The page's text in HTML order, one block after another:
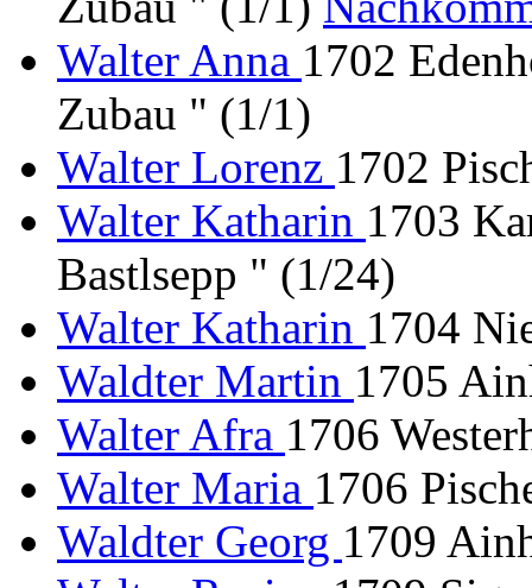
Walter Anna 1702
Zubau " (1/1)
Walter Lorenz 1702
Walter Katharin 1703
Bastlsepp " (1/24)
Walter Katharin 1704
Waldter Martin 1705
Walter Afra 1706
Walter Maria 1706
Waldter Georg 1709